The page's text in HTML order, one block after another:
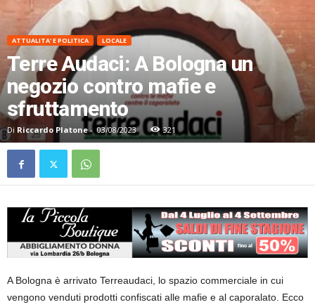
ATTUALITA' E POLITICA LOCALE
Terre Audaci: A Bologna un
negozio contro mafie e
sfruttamento
Di Riccardo Platone- 03/08/2023 321
A Bologna è arrivato Terreaudaci, lo spazio commerciale in cui
vengono venduti prodotti confiscati alle mafie e al caporalato. Ecco